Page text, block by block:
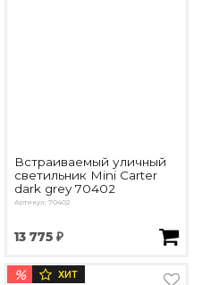
Встраиваемый уличный
светильник Mini Carter
dark grey 70402
Артикул: 70402
13 775 ₽
% ХИТ